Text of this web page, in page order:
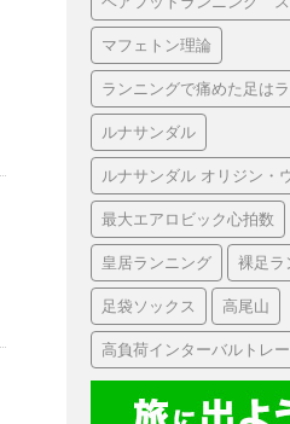
マフェトン理論
ランニングで痛めた足は
ルナサンダル
ルナサンダル オリジン・
最大エアロビック心拍数
皇居ランニング 裸足ラ
足袋ソックス 高尾山
高負荷インターバルトレ